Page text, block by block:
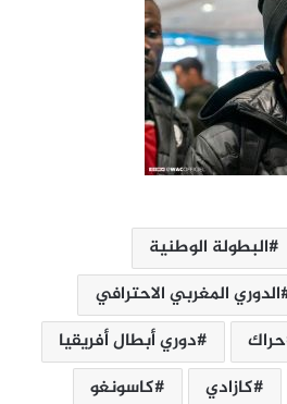
البطولة الوطنية
الدوري المغربي الاحترافي
حراك
دوري أبطال أفريقيا
كازادي
كاسونغو